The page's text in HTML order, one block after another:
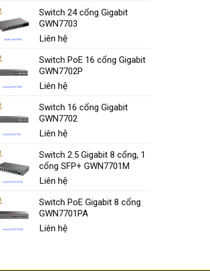
Switch 24 cổng Gigabit
GWN7703
Liên hệ
Switch PoE 16 cổng Gigabit
GWN7702P
Liên hệ
Switch 16 cổng Gigabit
GWN7702
Liên hệ
Switch 2.5 Gigabit 8 cổng, 1
cổng SFP+ GWN7701M
Liên hệ
Switch PoE Gigabit 8 cổng
GWN7701PA
Liên hệ